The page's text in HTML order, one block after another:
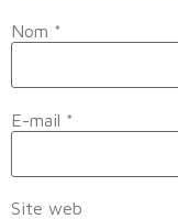
Nom *
E-mail *
Site web